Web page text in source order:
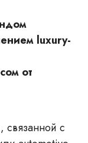
luxury-
от
связанной с